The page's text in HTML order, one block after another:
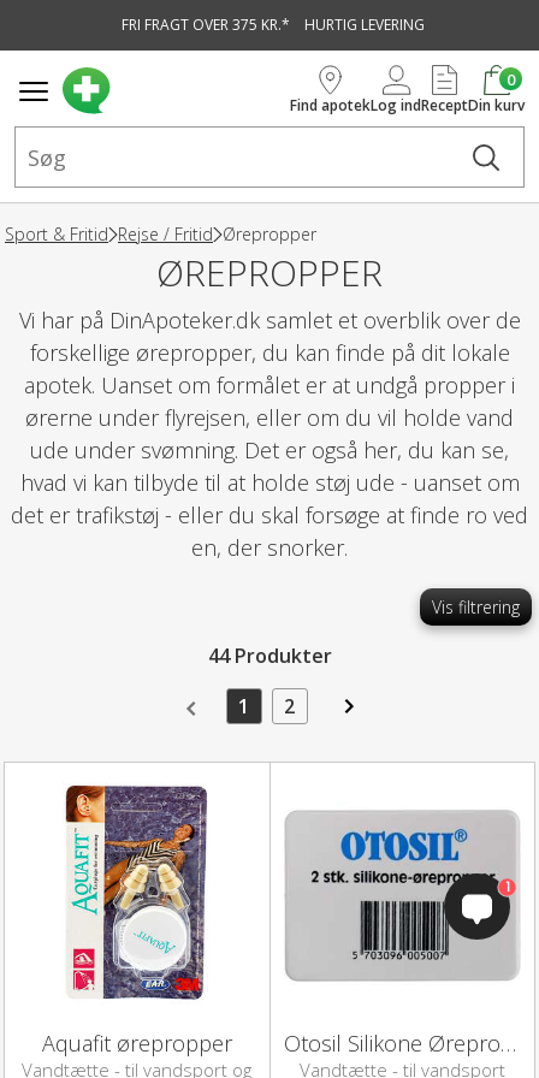
FRI FRAGT OVER 375 KR.* HURTIG LEVERING
Find apotekLog indRecept
0
Din kurv
Sport & Fritid Rejse / Fritid Ørepropper
ØREPROPPER
Vi har på DinApoteker.dk samlet et overblik over de
forskellige ørepropper, du kan finde på dit lokale
apotek. Uanset om formålet er at undgå propper i
ørerne under flyrejsen, eller om du vil holde vand
ude under svømning. Det er også her, du kan se,
hvad vi kan tilbyde til at holde støj ude - uanset om
det er trafikstøj - eller du skal forsøge at finde ro ved
en, der snorker.
Vis filtrering
44 Produkter
1
2
Aquafit ørepropper
Vandtætte - til vandsport og
Otosil Silikone Ørepropper
Vandtætte - til vandsport
1